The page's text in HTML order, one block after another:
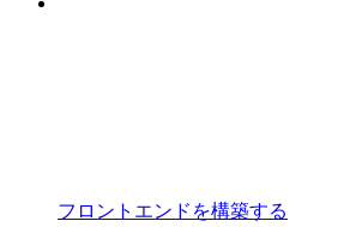
フロントエンドを構築する